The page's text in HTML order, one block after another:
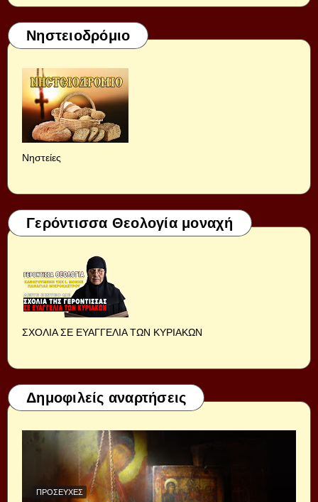
Νηστειοδρόμιο
Νηστείες
Γερόντισσα Θεολογία μοναχή
ΣΧΟΛΙΑ ΣΕ ΕΥΑΓΓΕΛΙΑ ΤΩΝ ΚΥΡΙΑΚΩΝ
Δημοφιλείς αναρτήσεις
ΠΡΟΣΕΥΧΈΣ